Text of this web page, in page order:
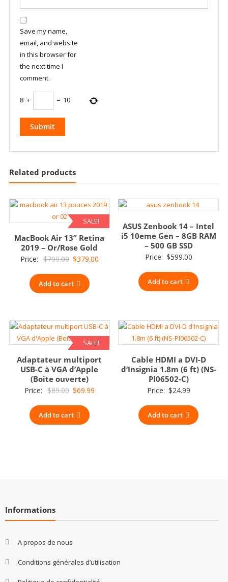
Save my name,
email, and website
in this browser for
the next time I
comment.
8 + = 10
Related products
SALE!
MacBook Air 13” Retina
2019 – Or/Rose Gold
Price: $799.00 Original
was:
$799.00.
$379.00Current
Add to cart
ASUS Zenbook 14 – Intel
i5 10eme Gen – 8GB RAM
– 500 GB SSD
Price: $599.00
Add to cart
SALE!
Adaptateur multiport
USB-C à VGA d’Apple
(Boite ouverte)
Price: $89.00 Original
was:
$69.99Current
Add to cart
Cable HDMI a DVI-D
d’Insignia 1.8m (6 ft) (NS-
PI06502-C)
Price: $24.99
Add to cart
Informations
A propos de nous
Conditions générales d’utilisation